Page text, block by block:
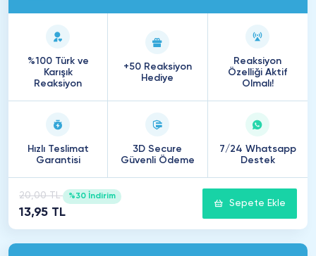
%100 Türk ve
Karışık
Reaksiyon
+50 Reaksiyon
Hediye
Reaksiyon
Özelliği Aktif
Olmalı!
Hızlı Teslimat
Garantisi
3D Secure
Güvenli Ödeme
7/24 Whatsapp
Destek
20,00 TL %30 İndirim
13,95 TL
Sepete Ekle